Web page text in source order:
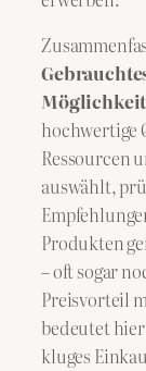
hochwertige
Ressourcen
auswählt,
Produkten
– oft sogar
Preisvorteil
bedeutet
kluges